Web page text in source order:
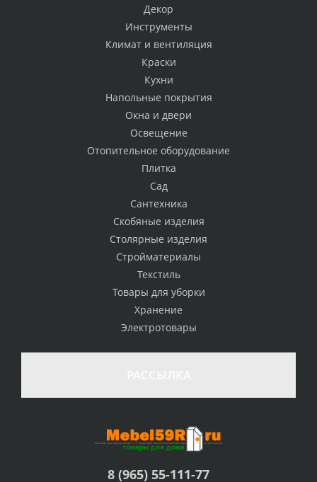
Декор
Инструменты
Климат и вентиляция
Краски
Кухни
Напольные покрытия
Окна и двери
Освещение
Отопительное оборудование
Плитка
Сад
Сантехника
Скобяные изделия
Столярные изделия
Стройматериалы
Текстиль
Товары для уборки
Хранение
Электротовары
8 (965) 55-111-77